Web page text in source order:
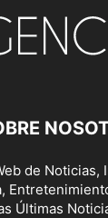
de
Últimas